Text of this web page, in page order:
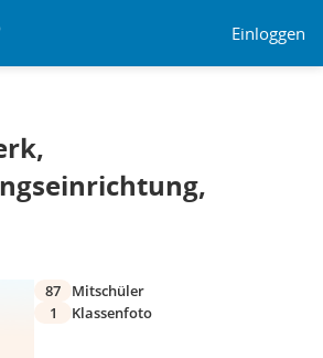
Einloggen
87
Mitschüler
1
Klassenfoto